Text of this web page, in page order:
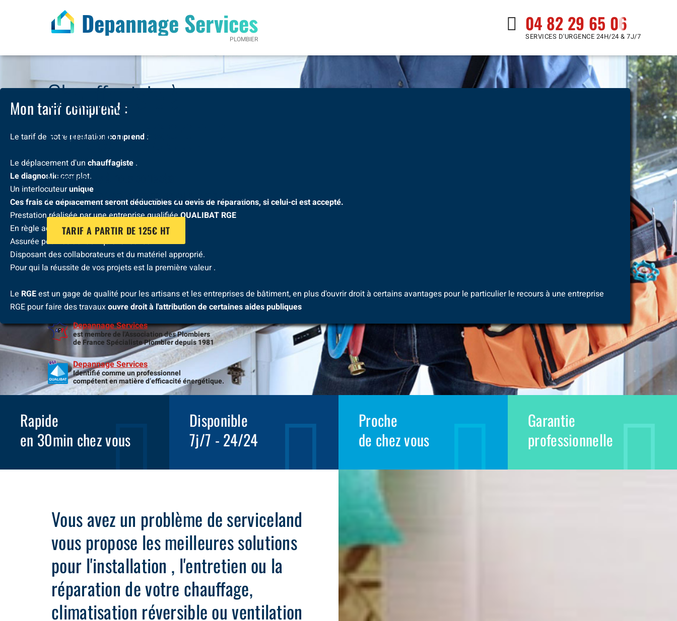
Depannage Services
PLOMBIER
04 82 29 65 06
SERVICES D'URGENCE 24H/24 & 7J/7
Mon tarif comprend :
Le tarif de notre prestation comprend :
Le déplacement d'un chauffagiste .
Le diagnosticcomplet.
Un interlocuteurunique
Ces frais de déplacement seront déductibles du devis de réparations, si celui-ci est accepté.
Prestation réalisée par une entreprise qualifiéeQUALIBAT RGE
En règle administrativement .
Assurée pour les travaux qu'elle réalise.
Disposant des collaborateurs et du matériel approprié.
Pour qui la réussite de vos projets est la première valeur .
Le RGEest un gage de qualité pour les artisans et les entreprises de bâtiment, en plus d'ouvrir droit à certains avantages pour le particulier le recours à une entreprise
RGE pour faire des travauxouvre droit à l'attribution de certaines aides publiques
Chauffagiste à
Elancourt 78990
N’hesitez pas à nous contacter
pour une intervention dans les plus brefs délais.
TARIF A PARTIR DE 125€ HT
Depannage Services
est membre de l'Association des Plombiers
de France Spécialiste Plombier depuis 1981
Depannage Services
Identifié comme un professionnel
compétent en matière d’efficacité énergétique.
Rapide
en 30min chez vous
Disponible
7j/7 - 24/24
Proche
de chez vous
Garantie
professionnelle
Vous avez un problème de serviceland
vous propose les meilleures solutions
pour l'installation , l'entretien ou la
réparation de votre chauffage,
climatisation réversible ou ventilation